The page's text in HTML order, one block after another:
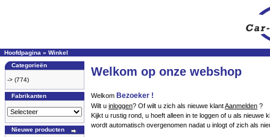
Hoofdpagina » Winkel
Categorieën
-> (774)
Fabrikanten
Nieuwe producten
Welkom op onze webshop
Welkom Bezoeker !
Wilt u inloggen? Of wilt u zich als nieuwe klantAanmelden ?
Kijkt u rustig rond, u hoeft alleen in te loggen of u als nieuwe
wordt automatisch overgenomen nadat u inlogt of zich als